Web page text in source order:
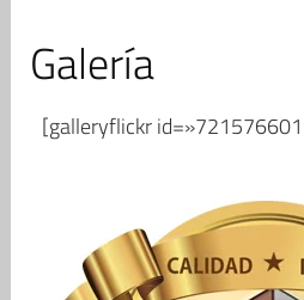
Galería
[galleryflickr